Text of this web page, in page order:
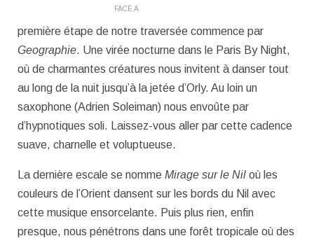
FACE A
première étape de notre traversée commence par
Geographie. Une virée nocturne dans le Paris By Night,
où de charmantes créatures nous invitent à danser tout
au long de la nuit jusqu’à la jetée d’Orly. Au loin un
saxophone (Adrien Soleiman) nous envoûte par
d’hypnotiques soli. Laissez-vous aller par cette cadence
suave, charnelle et voluptueuse.
La dernière escale se nomme Mirage sur le Nil où les
couleurs de l’Orient dansent sur les bords du Nil avec
cette musique ensorcelante. Puis plus rien, enfin
presque, nous pénétrons dans une forêt tropicale où des